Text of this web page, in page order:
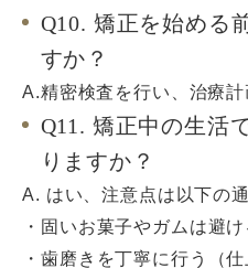
Q10. 矯正を始める
すか？
A.精密検査を行い、治療計
Q11. 矯正中の生活
りますか？
A. はい、注意点は以下の通
・固いお菓子やガムは避け
・歯磨きを丁寧に行う（仕